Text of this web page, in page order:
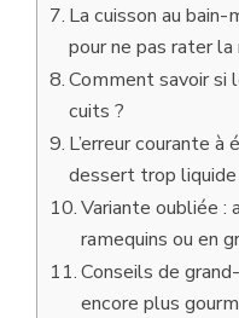
La cuisson au
pour ne pas rater
Comment savoir
cuits ?
L’erreur courante
dessert trop liquide
Variante oubliée :
ramequins ou en
Conseils de
encore plus